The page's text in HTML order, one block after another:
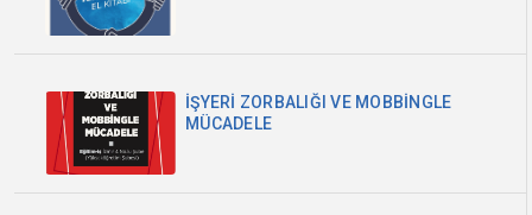
İŞYERİ ZORBALIĞI VE MOBBİNGLE
MÜCADELE